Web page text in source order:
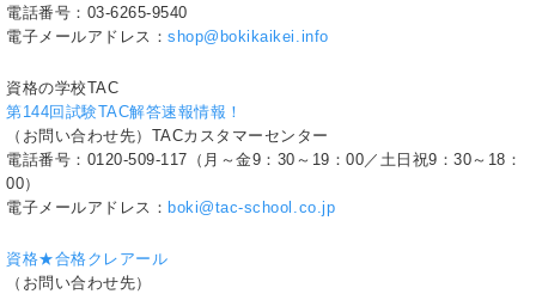
電話番号：03-6265-9540
電子メールアドレス：shop@bokikaikei.info
資格の学校TAC
第144回試験TAC解答速報情報！
（お問い合わせ先）TACカスタマーセンター
電話番号：0120-509-117（月～金9：30～19：00／土日祝9：30～18：
00）
電子メールアドレス： boki@tac-school.co.jp
資格★合格クレアール
（お問い合わせ先）